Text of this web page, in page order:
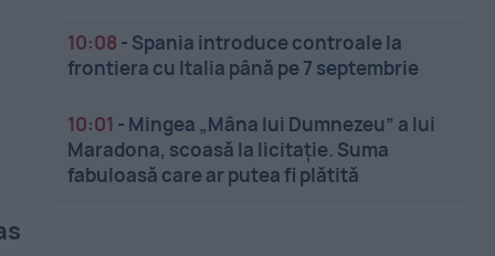
10:08 - Spania introduce controale la
frontiera cu Italia până pe 7 septembrie
10:01 - Mingea „Mâna lui Dumnezeu” a lui
Maradona, scoasă la licitație. Suma
fabuloasă care ar putea fi plătită